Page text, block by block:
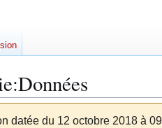
:Données
datée du 12 octobre 2018 à